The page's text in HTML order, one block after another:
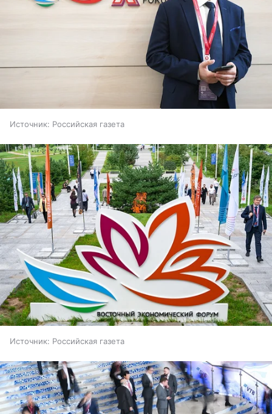
Источник: Российская газета
Источник: Российская газета